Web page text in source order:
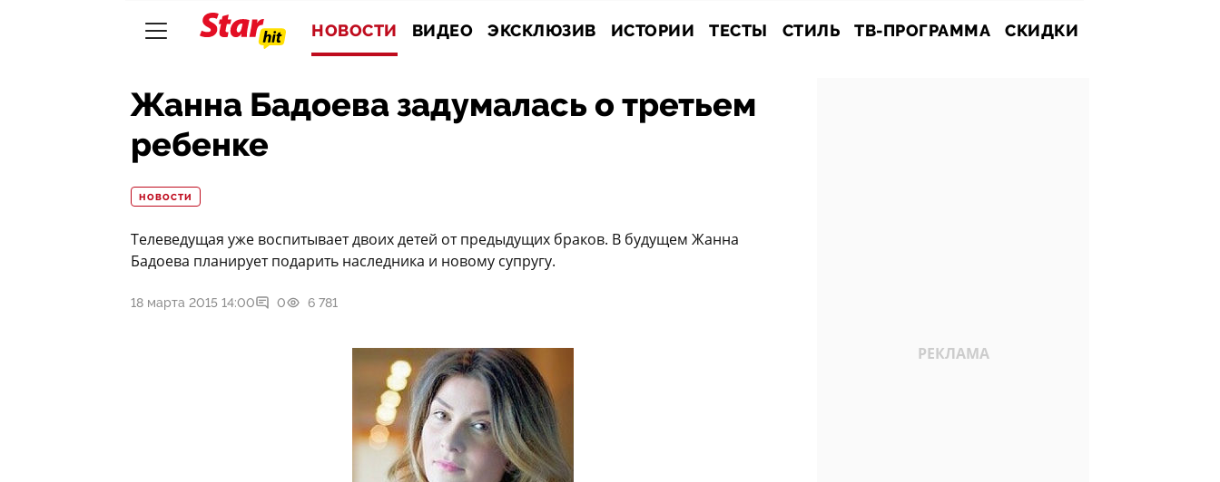
НОВОСТИ ВИДЕО ЭКСКЛЮЗИВ ИСТОРИИ ТЕСТЫ СТИЛЬ ТВ-ПРОГРАММА СКИДКИ
Жанна Бадоева задумалась о третьем
ребенке
НОВОСТИ
Телеведущая уже воспитывает двоих детей от предыдущих браков. В будущем Жанна
Бадоева планирует подарить наследника и новому супругу.
18 марта 2015 14:00 0 6 781